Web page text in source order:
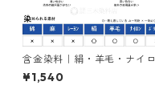
含金染料｜絹・羊毛・ナイロ
ンを染める｜20g｜ラナセッ
トバイオレットB（紫色）
¥1,540